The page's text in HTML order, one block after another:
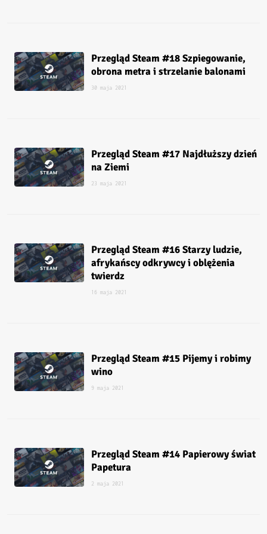
Przegląd Steam #18 Szpiegowanie,
obrona metra i strzelanie balonami
30 maja 2021
Przegląd Steam #17 Najdłuższy dzień
na Ziemi
23 maja 2021
Przegląd Steam #16 Starzy ludzie,
afrykańscy odkrywcy i oblężenia
twierdz
16 maja 2021
Przegląd Steam #15 Pijemy i robimy
wino
9 maja 2021
Przegląd Steam #14 Papierowy świat
Papetura
2 maja 2021